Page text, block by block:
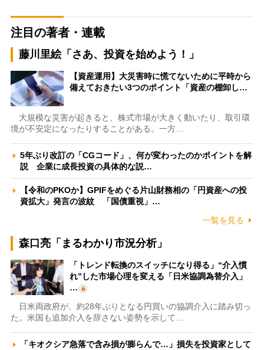
注目の著者・連載
藤川里絵「さあ、投資を始めよう！」
【資産運用】大災害時に慌てないために平時から
備えておきたい3つのポイント「資産の棚卸し…
大規模な災害が起きると、株式市場が大きく動いたり、取引環
境が不安定になったりすることがある。一方…
5年ぶり改訂の「CGコード」、何が変わったのかポイントを解
説 企業に成長投資の具体的な説…
【令和のPKOか】GPIFをめぐる片山財務相の「円資産への投
資拡大」発言の波紋 「国債重視」…
一覧を見る
森口亮「まるわかり市況分析」
「トレンド転換のスイッチになり得る」“介入慣
れ”した市場心理を変える「日米協調為替介入」
…
日米両政府が、約28年ぶりとなる円買いの協調介入に踏み切っ
た。米国も追加介入を辞さない姿勢を示して…
「キオクシア急落で含み損が膨らんで…」損失を投資家として